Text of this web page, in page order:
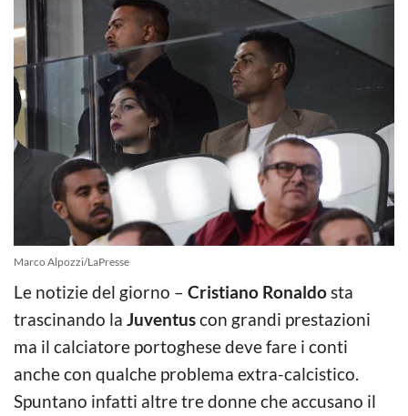
Marco Alpozzi/LaPresse
Le notizie del giorno – Cristiano Ronaldosta
trascinando la Juventuscon grandi prestazioni
ma il calciatore portoghese deve fare i conti
anche con qualche problema extra-calcistico.
Spuntano infatti altre tre donne che accusano il